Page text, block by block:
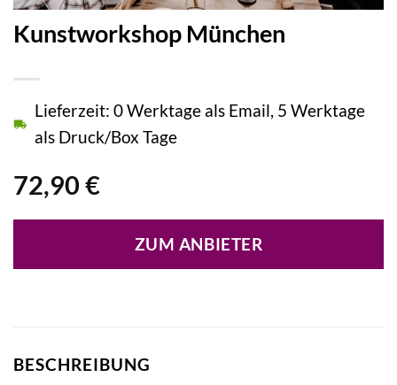
Kunstworkshop München
72,90 €
Lieferzeit: 0 Werktage als Email, 5 Werktage
als Druck/Box Tage
ZUM ANBIETER
BESCHREIBUNG